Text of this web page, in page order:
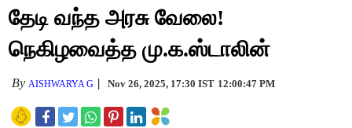
தேடி வந்த அரசு வேலை!
நெகிழவைத்த மு.க.ஸ்டாலின்
By AISHWARYA G Nov 26, 2025, 17:30 IST 12:00:47 PM